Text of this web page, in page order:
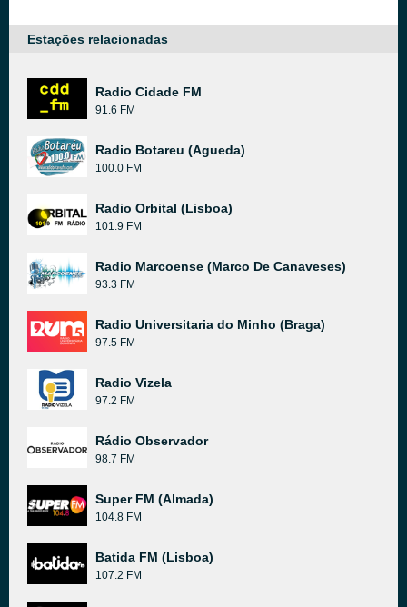
Estações relacionadas
Radio Cidade FM
91.6 FM
Radio Botareu (Agueda)
100.0 FM
Radio Orbital (Lisboa)
101.9 FM
Radio Marcoense (Marco De Canaveses)
93.3 FM
Radio Universitaria do Minho (Braga)
97.5 FM
Radio Vizela
97.2 FM
Rádio Observador
98.7 FM
Super FM (Almada)
104.8 FM
Batida FM (Lisboa)
107.2 FM